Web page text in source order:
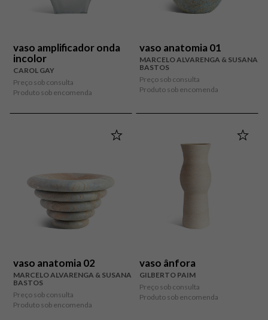
vaso amplificador onda
incolor
CAROL GAY
Preço sob consulta
Produto sob encomenda
vaso anatomia 01
MARCELO ALVARENGA & SUSANA
BASTOS
Preço sob consulta
Produto sob encomenda
vaso anatomia 02
MARCELO ALVARENGA & SUSANA
BASTOS
Preço sob consulta
Produto sob encomenda
vaso ânfora
GILBERTO PAIM
Preço sob consulta
Produto sob encomenda